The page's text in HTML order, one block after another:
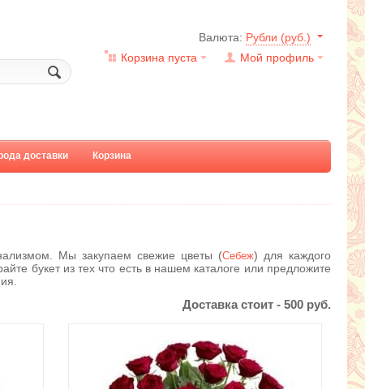
Валюта: Рубли (руб.)
Мой профиль
Корзина пуста
доставки Корзина
Мы закупаем свежие цветы (Себеж) для каждого
букет из тех что есть в нашем каталоге или предложите
Доставка стоит - 500 руб.